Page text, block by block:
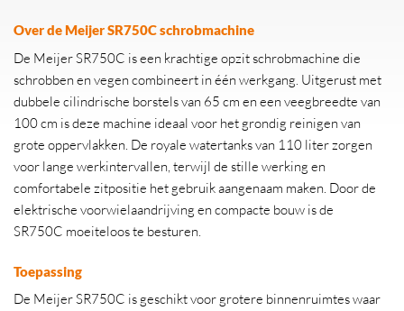
Over de Meijer SR750C schrobmachine
De Meijer SR750C is een krachtige opzit schrobmachine die
schrobben en vegen combineert in één werkgang. Uitgerust met
dubbele cilindrische borstels van 65 cm en een veegbreedte van
100 cm is deze machine ideaal voor het grondig reinigen van
grote oppervlakken. De royale watertanks van 110 liter zorgen
voor lange werkintervallen, terwijl de stille werking en
comfortabele zitpositie het gebruik aangenaam maken. Door de
elektrische voorwielaandrijving en compacte bouw is de
SR750C moeiteloos te besturen.
Toepassing
De Meijer SR750C is geschikt voor grotere binnenruimtes waar